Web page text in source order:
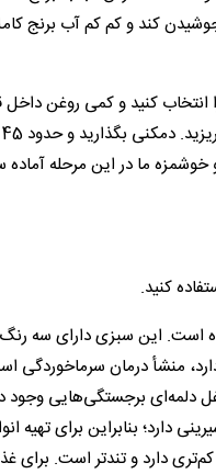
کند و کم کم آب برنج
کنید و کمی روغن داخل
خوشمزه ما در این مرحله آماده
کنید.
است. این سبزی دارای سه
منشأ درمان سرماخوردگی
دلمه‌ای برجستگی‌هایی وجود
دارد؛ بنابراین برای تهیه
دارد و تندتر است. برای